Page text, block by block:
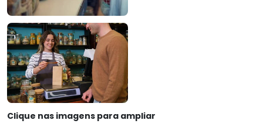
Clique nas imagens para ampliar